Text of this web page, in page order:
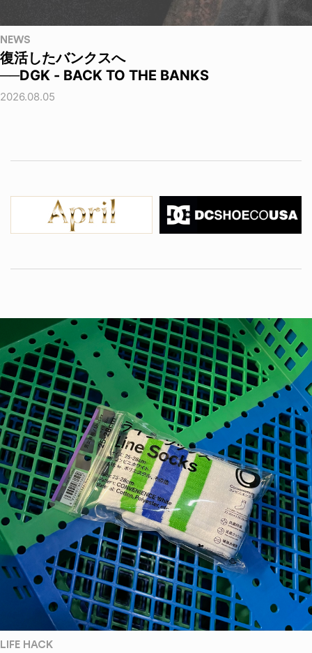
NEWS
復活したバンクスへ
──DGK - BACK TO THE BANKS
2026.08.05
LIFE HACK